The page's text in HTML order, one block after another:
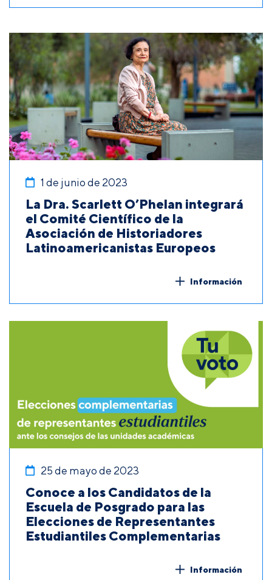
1 de junio de 2023
La Dra. Scarlett O’Phelan integrará
el Comité Científico de la
Asociación de Historiadores
Latinoamericanistas Europeos
Información
25 de mayo de 2023
Conoce a los Candidatos de la
Escuela de Posgrado para las
Elecciones de Representantes
Estudiantiles Complementarias
Información